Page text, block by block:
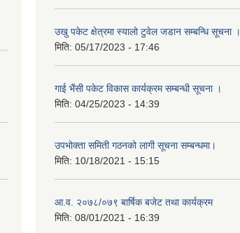
उखु पकेट क्षेत्रमा स्यालो टुवेल जडान सम्बन्धि सूचना ।
मिति: 05/17/2023 - 17:46
गाई भैंसी पकेट विकास कार्यक्रम सम्बन्धी सूचना ।
मिति: 04/25/2023 - 14:39
उपभोक्ता समिती गठनको लागी सूचना सम्बन्धमा।
मिति: 10/18/2021 - 15:15
आ.व. २०७८/०७९ बार्षिक बजेट तथा कार्यक्रम
मिति: 08/01/2021 - 16:39